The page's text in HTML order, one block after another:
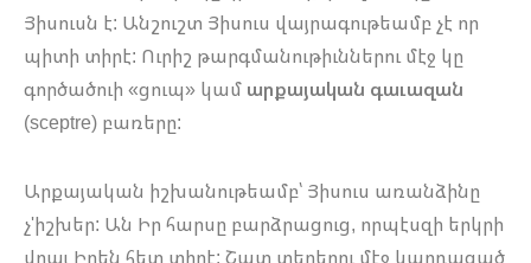
Յիսուսն է: Անշուշտ Յիսուս վայրագութեամբ չէ որ
պիտի տիրէ: Ուրիշ թարգմանութիւններու մէջ կը
գործածուի «ցուպ» կամ արքայական գաւազան
(sceptre) բառերը:
Արքայական իշխանութեամբ՝ Յիսուս առանձինը
չ'իշխեր: Ան Իր հարսը բարձրացուց, որպէսզի երկրի
վրայ Իրեն հետ տիրէ: Շատ տեղերու մէջ կարդացած